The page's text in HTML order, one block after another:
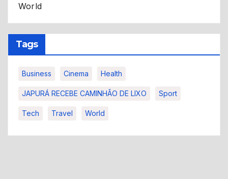
World
Tags
Business Cinema Health
JAPURÁ RECEBE CAMINHÃO DE LIXO Sport
Tech Travel World